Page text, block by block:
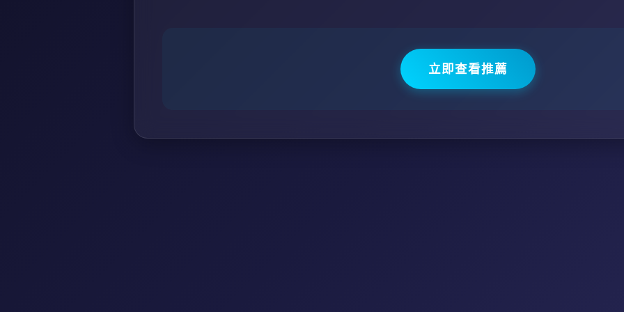
立即查看推薦